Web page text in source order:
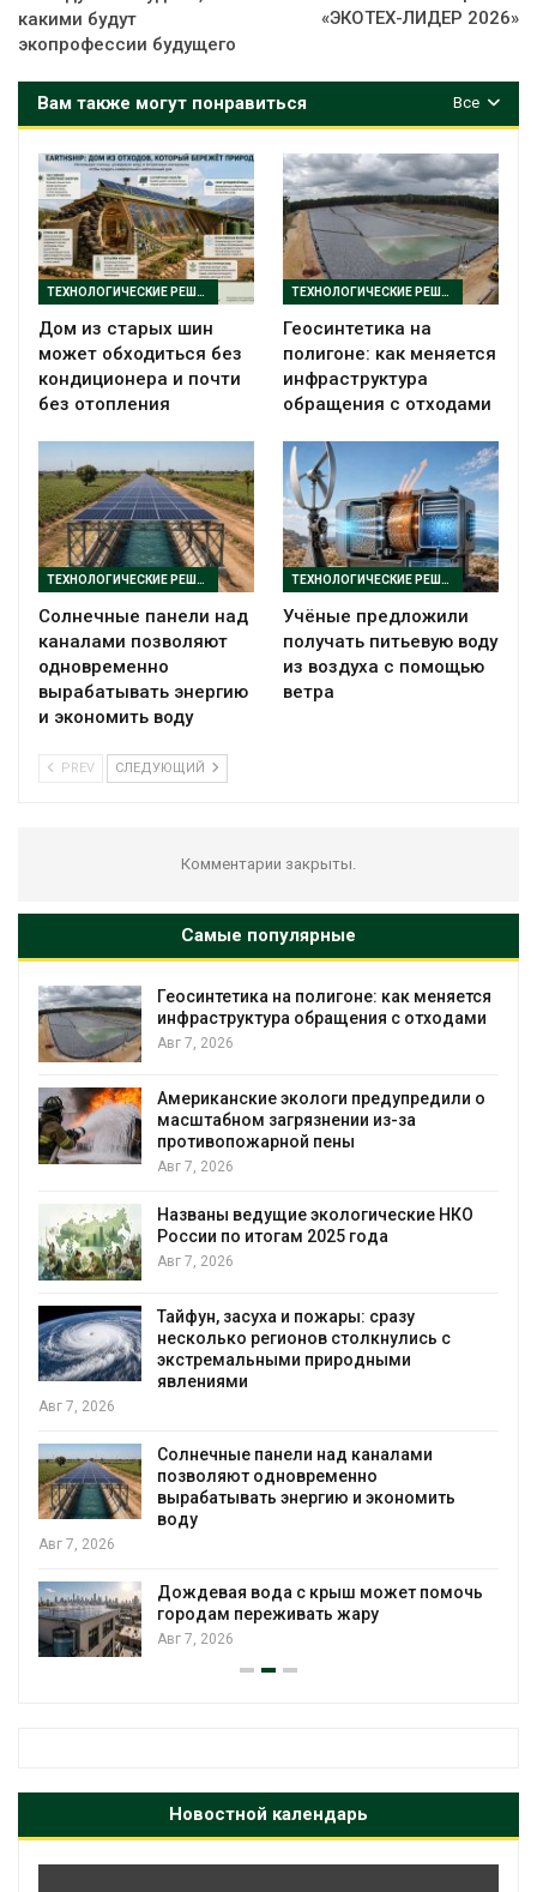
какими будут
экопрофессии будущего
«ЭКОТЕХ-ЛИДЕР 2026»
Все
Вам также могут понравиться
ТЕХНОЛОГИЧЕСКИЕ РЕШЕНИЯ
Дом из старых шин
может обходиться без
кондиционера и почти
без отопления
ТЕХНОЛОГИЧЕСКИЕ РЕШЕНИЯ
Геосинтетика на
полигоне: как меняется
инфраструктура
обращения с отходами
ТЕХНОЛОГИЧЕСКИЕ РЕШЕНИЯ
Солнечные панели над
каналами позволяют
одновременно
вырабатывать энергию
и экономить воду
ТЕХНОЛОГИЧЕСКИЕ РЕШЕНИЯ
Учёные предложили
получать питьевую воду
из воздуха с помощью
ветра
PREV СЛЕДУЮЩИЙ
Комментарии закрыты.
Самые популярные
Геосинтетика на полигоне: как меняется
инфраструктура обращения с отходами
Авг 7, 2026
Американские экологи предупредили о
масштабном загрязнении из-за
противопожарной пены
Авг 7, 2026
Названы ведущие экологические НКО
России по итогам 2025 года
Авг 7, 2026
Тайфун, засуха и пожары: сразу
несколько регионов столкнулись с
экстремальными природными
явлениями
Авг 7, 2026
Солнечные панели над каналами
позволяют одновременно
вырабатывать энергию и экономить
воду
Авг 7, 2026
Дождевая вода с крыш может помочь
городам переживать жару
Авг 7, 2026
Новостной календарь